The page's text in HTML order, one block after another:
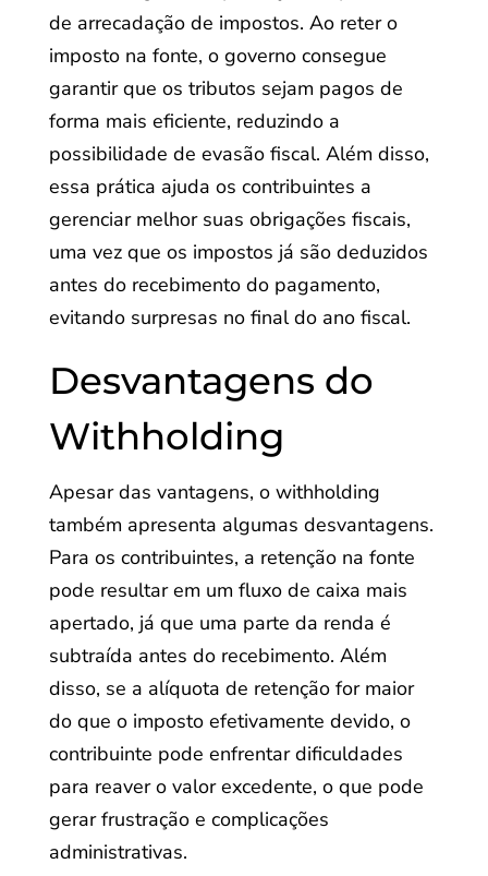
de arrecadação de impostos. Ao reter o
imposto na fonte, o governo consegue
garantir que os tributos sejam pagos de
forma mais eficiente, reduzindo a
possibilidade de evasão fiscal. Além disso,
essa prática ajuda os contribuintes a
gerenciar melhor suas obrigações fiscais,
uma vez que os impostos já são deduzidos
antes do recebimento do pagamento,
evitando surpresas no final do ano fiscal.
Desvantagens do
Withholding
Apesar das vantagens, o withholding
também apresenta algumas desvantagens.
Para os contribuintes, a retenção na fonte
pode resultar em um fluxo de caixa mais
apertado, já que uma parte da renda é
subtraída antes do recebimento. Além
disso, se a alíquota de retenção for maior
do que o imposto efetivamente devido, o
contribuinte pode enfrentar dificuldades
para reaver o valor excedente, o que pode
gerar frustração e complicações
administrativas.